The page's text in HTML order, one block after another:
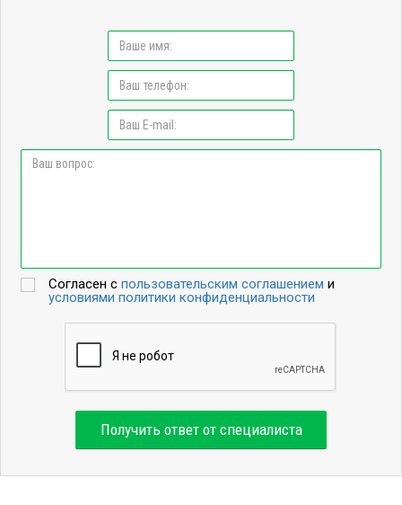
Согласен спользовательским соглашением и
условиями политики конфиденциальности
Получить ответ от специалиста